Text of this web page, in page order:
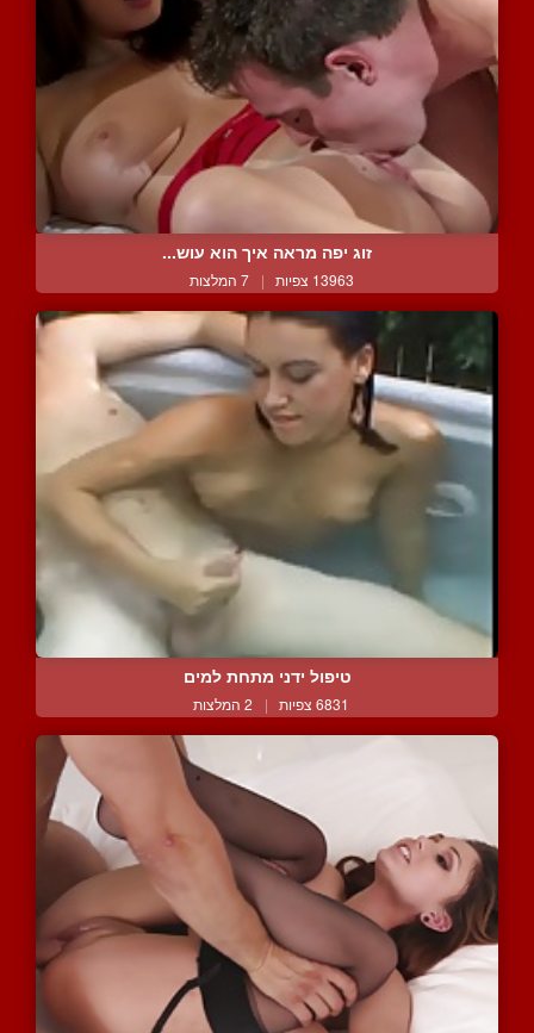
זוג יפה מראה איך הוא עוש...
13963 צפיות | 7 המלצות
טיפול ידני מתחת למים
6831 צפיות | 2 המלצות